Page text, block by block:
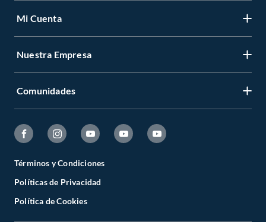
Mi Cuenta
Nuestra Empresa
Comunidades
Términos y Condiciones
Políticas de Privacidad
Política de Cookies